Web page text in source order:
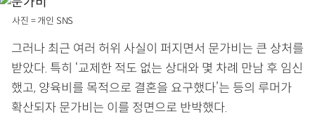
사진 = 개인 SNS
그러나 최근 여러 허위 사실이 퍼지면서 문가비는 큰 상처를
받았다. 특히 ‘교제한 적도 없는 상대와 몇 차례 만남 후 임신
했고, 양육비를 목적으로 결혼을 요구했다’는 등의 루머가
확산되자 문가비는 이를 정면으로 반박했다.